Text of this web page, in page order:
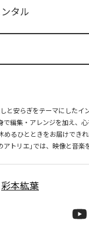
タル
と安らぎをテーマにしたイ
編集・アレンジを加え、
るひとときをお届けできれ
トリエ」では、映像と音楽
彩本紘葉